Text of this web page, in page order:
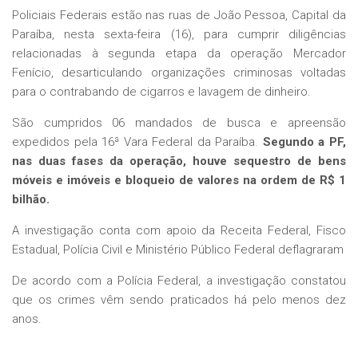
Policiais Federais estão nas ruas de João Pessoa, Capital da
Paraíba, nesta sexta-feira (16), para cumprir diligências
relacionadas à segunda etapa da operação Mercador
Fenício, desarticulando organizações criminosas voltadas
para o contrabando de cigarros e lavagem de dinheiro.
São cumpridos 06 mandados de busca e apreensão
expedidos pela 16ª Vara Federal da Paraíba. Segundo a PF,
nas duas fases da operação, houve sequestro de bens
móveis e imóveis e bloqueio de valores na ordem de R$ 1
bilhão.
A investigação conta com apoio da Receita Federal, Fisco
Estadual, Polícia Civil e Ministério Público Federal deflagraram
De acordo com a Polícia Federal, a investigação constatou
que os crimes vêm sendo praticados há pelo menos dez
anos.